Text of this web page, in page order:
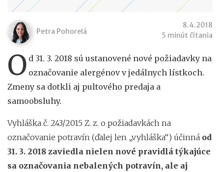
Petra Pohorelá
8.4.2018
5 minút čítania
O d 31. 3. 2018 sú ustanovené nové požiadavky na
označovanie alergénov v jedálnych lístkoch.
Zmeny sa dotkli aj pultového predaja a
samoobsluhy.
Vyhláška č. 243/2015 Z. z. o požiadavkách na
označovanie potravín (ďalej len „vyhláška“) účinná od
31. 3. 2018 zaviedla nielen nové pravidlá týkajúce
sa označovania nebalených potravín, ale aj